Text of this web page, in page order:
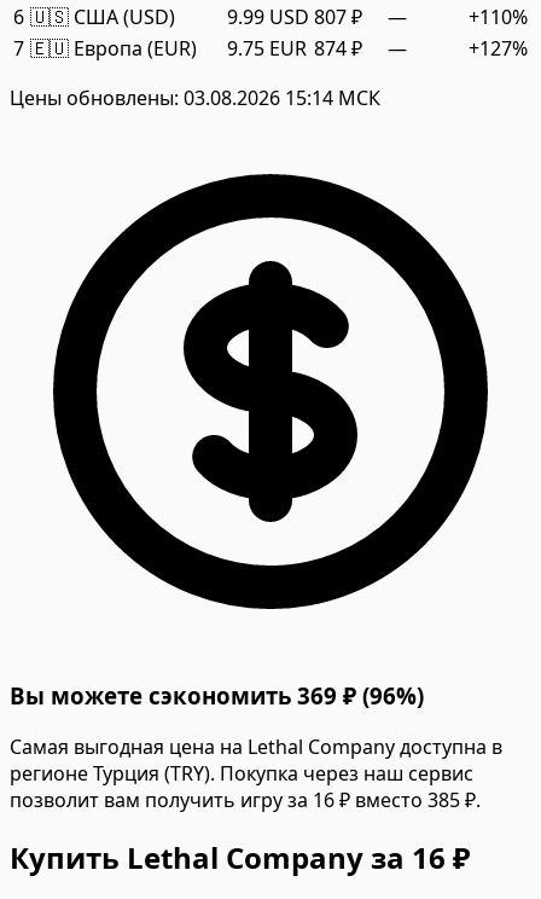
6 🇺🇸 США (USD) 9.99 USD 807 ₽ —
+110%
7 🇪🇺 Европа (EUR) 9.75 EUR 874 ₽ —
+127%
Цены обновлены: 03.08.2026 15:14 МСК
Вы можете сэкономить 369 ₽ (96%)
Самая выгодная цена на Lethal Company доступна в
регионе Турция (TRY). Покупка через наш сервис
позволит вам получить игру за 16 ₽ вместо 385 ₽.
Купить Lethal Company за 16 ₽